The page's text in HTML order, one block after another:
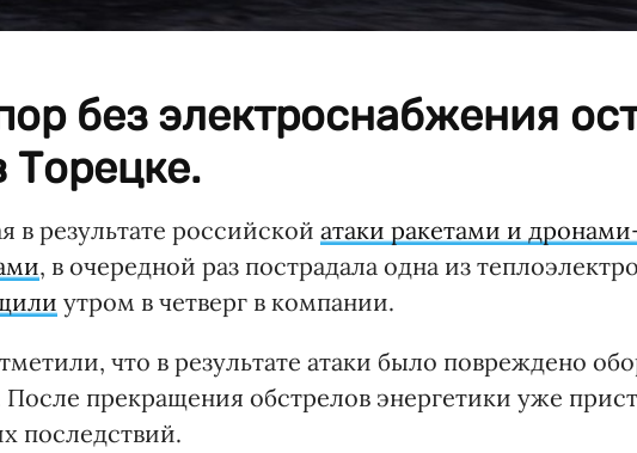
без электроснабжения
Торецке.
в результате российской атаки ракетами и
, в очередной раз пострадала одна из
утром в четверг в компании.
что в результате атаки было повреждено
прекращения обстрелов энергетики уже
последствий.